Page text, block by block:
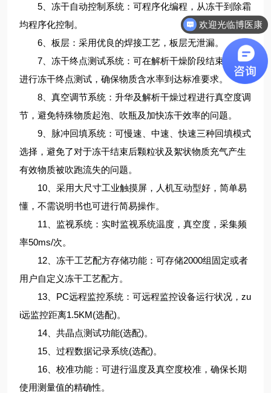
5、冻干自动控制系统：可程序化编程，从冻干到除霜
均程序化控制。
6、板层：采用优良的焊接工艺，板层无泄漏。
7、冻干终点测试系统：可在解析干燥阶段结束后自动
进行冻干终点测试，确保物质含水率到达标准要求。
8、真空调节系统：升华及解析干燥过程进行真空度调
节，避免特殊物质起泡、吹瓶及加快冻干效率的问题。
9、脉冲回填系统：可慢速、中速、快速三种回填模式
选择，避免了对于冻干结束后颗粒状及絮状物质充气产生
有效物质被吹跑流失的问题。
10、采用大尺寸工业触摸屏，人机互动型好，简单易
懂，不需说明书也可进行简易操作。
11、监视系统：实时监视系统温度，真空度，采集频
率50ms/次。
12、冻干工艺配方存储功能：可存储2000组固定或者
用户自定义冻干工艺配方。
13、PC远程监控系统：可远程监控设备运行状况，zu
i远监控距离1.5KM(选配)。
14、共晶点测试功能(选配)。
15、过程数据记录系统(选配)。
16、校准功能：可进行温度及真空度校准，确保长期
使用测量值的精确性。
欢迎光临博医康